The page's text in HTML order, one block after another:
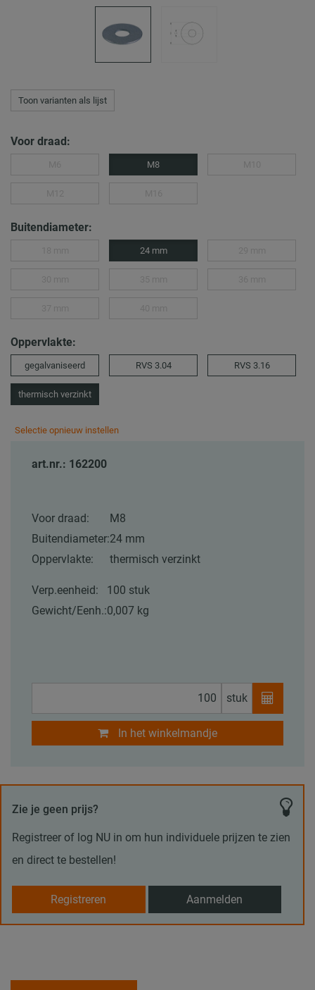
Toon varianten als lijst
Voor draad:
M8
Buitendiameter:
24 mm
Oppervlakte:
gegalvaniseerd RVS 3.04 RVS 3.16
thermisch verzinkt
Selectie opnieuw instellen
art.nr.: 162200
Voor draad:
M8
Buitendiameter:24 mm
Oppervlakte:
thermisch verzinkt
Verp.eenheid:
100 stuk
Gewicht/Eenh.:0,007 kg
stuk
In het winkelmandje
Zie je geen prijs?
Registreer of log NU in om hun individuele prijzen te zien
en direct te bestellen!
Registreren Aanmelden